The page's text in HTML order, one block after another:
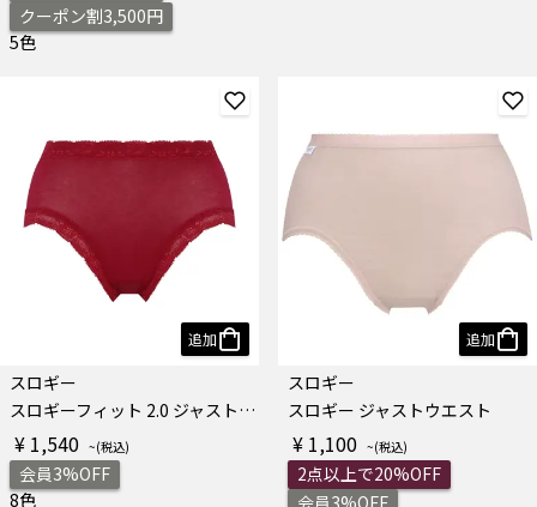
クーポン割3,500円
5色
追加
スロギー
スロギーフィット 2.0 ジャストウエスト
¥ 1,540
会員3%OFF
8色
追加
スロギー
スロギー ジャストウエスト
¥ 1,100
2点以上で20%OFF